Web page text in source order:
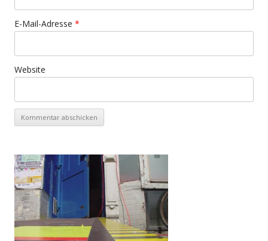
E-Mail-Adresse *
Website